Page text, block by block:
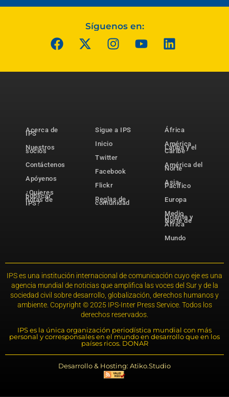
Síguenos en:
Acerca de
IPS
Nuestros
socios
Contáctenos
Apóyenos
¿Quieres
publicar
notas de
IPS?
Sigue a IPS
Inicio
Twitter
Facebook
Flickr
Reglas de
comunidad
África
América
Latina y el
Caribe
América del
Norte
Asia-
Pacífico
Europa
Medio
Oriente y
Norte de
África
Mundo
IPS es una institución internacional de comunicación cuyo eje es una
agencia mundial de noticias que amplifica las voces del Sur y de la
sociedad civil sobre desarrollo, globalización, derechos humanos y
ambiente. Copyright © 2025 IPS-Inter Press Service. Todos los
derechos reservados.
IPS es la única organización periodística mundial con más
personal y corresponsales en el mundo en desarrollo que en los
países ricos. DONAR
Desarrollo & Hosting: Atiko.Studio